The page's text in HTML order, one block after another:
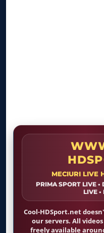
MECIURI LIVE
PRIMA SPORT LIVE •
LIVE •
Cool-HDSport.net
our servers. All
freely available